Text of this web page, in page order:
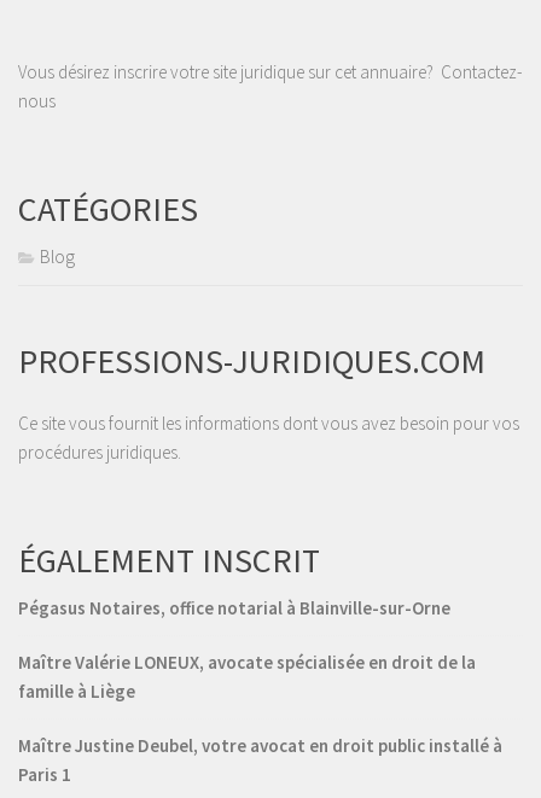
Vous désirez inscrire votre site juridique sur cet annuaire? Contactez-
nous
CATÉGORIES
Blog
PROFESSIONS-JURIDIQUES.COM
Ce site vous fournit les informations dont vous avez besoin pour vos
procédures juridiques.
ÉGALEMENT INSCRIT
Pégasus Notaires, office notarial à Blainville-sur-Orne
Maître Valérie LONEUX, avocate spécialisée en droit de la
famille à Liège
Maître Justine Deubel, votre avocat en droit public installé à
Paris 1